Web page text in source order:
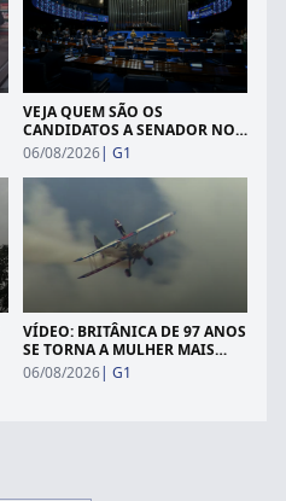
VEJA QUEM SÃO OS
CANDIDATOS A SENADOR NO
RS EM 2026
06/08/2026| G1
VÍDEO: BRITÂNICA DE 97 ANOS
SE TORNA A MULHER MAIS
VELHA A FAZER ACROBACIA
AÉREA SOBRE ASAS
06/08/2026| G1